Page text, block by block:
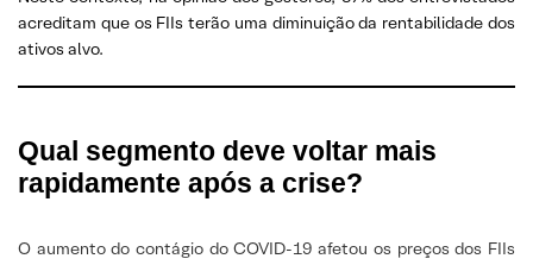
acreditam que os FIIs terão uma diminuição da rentabilidade dos
ativos alvo.
Qual segmento deve voltar mais
rapidamente após a crise?
O aumento do contágio do COVID-19 afetou os preços dos FIIs